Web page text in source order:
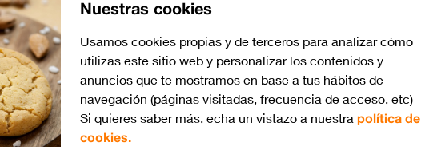
Buscar tiendas cerca de mí
Nuestras cookies
Usamos cookies propias y de terceros para analizar cómo
utilizas este sitio web y personalizar los contenidos y
anuncios que te mostramos en base a tus hábitos de
navegación (páginas visitadas, frecuencia de acceso, etc)
Si quieres saber más, echa un vistazo a nuestrapolítica de
cookies.